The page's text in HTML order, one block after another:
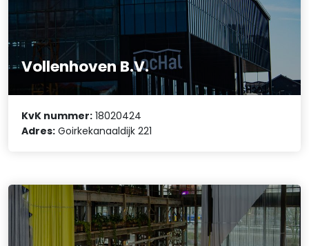
Vollenhoven B.V.
KvK nummer: 18020424
Adres: Goirkekanaaldijk 221